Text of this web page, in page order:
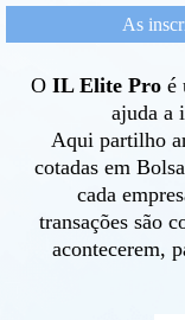
As
O IL Elite Pro é
ajuda a
Aqui partilho
cotadas em
cada
transações são
acontecerem,